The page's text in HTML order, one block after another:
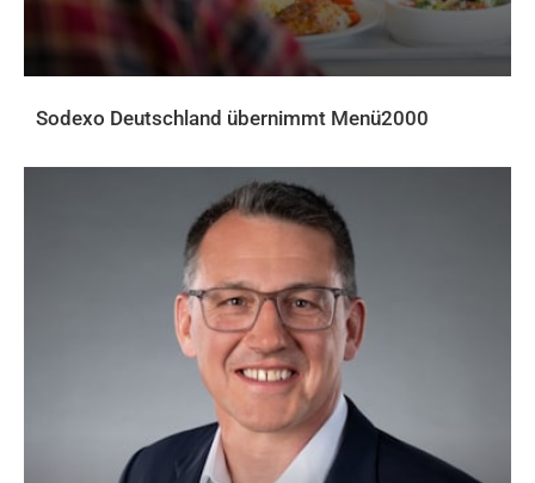
Sodexo Deutschland übernimmt Menü2000